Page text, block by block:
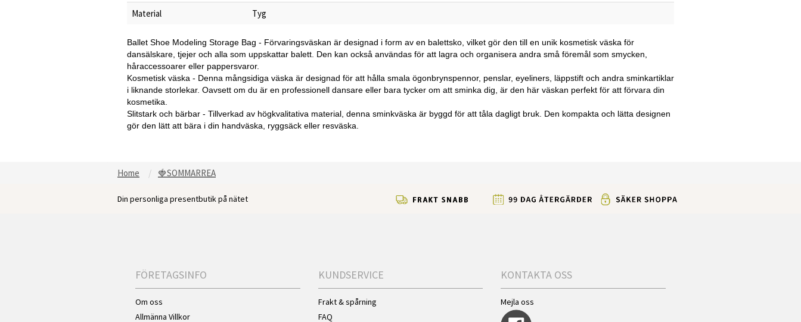
Material
Tyg
Ballet Shoe Modeling Storage Bag - Förvaringsväskan är designad i form av en balettsko, vilket gör den till en unik kosmetisk väska för
dansälskare, tjejer och alla som uppskattar balett. Den kan också användas för att lagra och organisera andra små föremål som smycken,
håraccessoarer eller pappersvaror.
Kosmetisk väska - Denna mångsidiga väska är designad för att hålla smala ögonbrynspennor, penslar, eyeliners, läppstift och andra sminkartiklar
i liknande storlekar. Oavsett om du är en professionell dansare eller bara tycker om att sminka dig, är den här väskan perfekt för att förvara din
kosmetika.
Slitstark och bärbar - Tillverkad av högkvalitativa material, denna sminkväska är byggd för att tåla dagligt bruk. Den kompakta och lätta designen
gör den lätt att bära i din handväska, ryggsäck eller resväska.
Home 🍓SOMMARREA
Din personliga presentbutik på nätet
FÖRETAGSINFO
Om oss
Allmänna Villkor
KUNDSERVICE
Frakt & spårning
FAQ
KONTAKTA OSS
Mejla oss